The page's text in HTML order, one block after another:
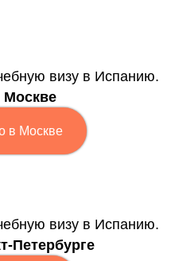
визу в Испанию.
Москве
в Москве
визу в Испанию.
Петербурге